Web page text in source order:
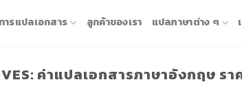
ารแปลเอกสาร ลูกค้าของเรา แปลภาษาต่าง ๆ
ค่าแปลเอกสารภาษาอังกฤษ รา